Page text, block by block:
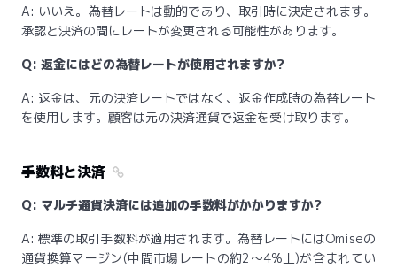
A: いいえ。為替レートは動的であり、取引時に決定されます。
承認と決済の間にレートが変更される可能性があります。
Q: 返金にはどの為替レートが使用されますか?
A: 返金は、元の決済レートではなく、返金作成時の為替レート
を使用します。顧客は元の決済通貨で返金を受け取ります。
手数料と決済
Q: マルチ通貨決済には追加の手数料がかかりますか?
A: 標準の取引手数料が適用されます。為替レートにはOmiseの
通貨換算マージン(中間市場レートの約2〜4%上)が含まれてい